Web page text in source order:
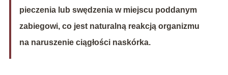
pieczenia lub swędzenia w miejscu poddanym
zabiegowi, co jest naturalną reakcją organizmu
na naruszenie ciągłości naskórka.